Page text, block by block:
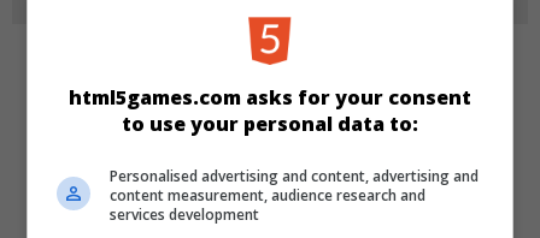
KATEGORILER
Üçünü Birleştir
DILLER
html5games.com asks for your consent
to use your personal data to:
Personalised advertising and content, advertising and
content measurement, audience research and
services development